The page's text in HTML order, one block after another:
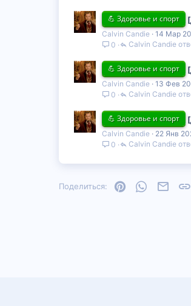
💪 Здоровье и спорт
Calvin Candie 14 Мар
0
Calvin Candie
💪 Здоровье и спорт
Calvin Candie 13 Фев
0
Calvin Candie
💪 Здоровье и спорт
Calvin Candie 22 Янв
0
Calvin Candie
Поделиться: PinterestWhatsApp